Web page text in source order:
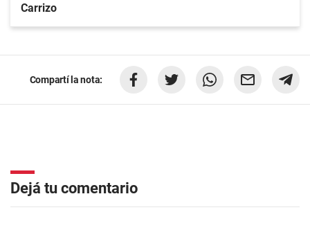
Carrizo
Compartí la nota:
Dejá tu comentario